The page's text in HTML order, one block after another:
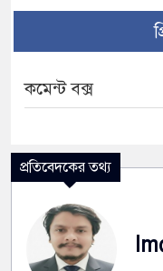
কমেন্ট বক্স
প্রতিবেদকের তথ্য